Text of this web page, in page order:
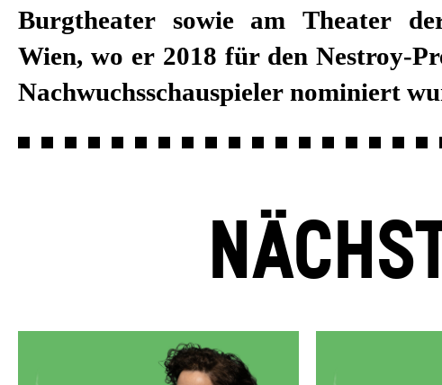
Burgtheater sowie am Theater
Wien, wo er 2018 für den Nestroy-
Nachwuchsschauspieler nominiert